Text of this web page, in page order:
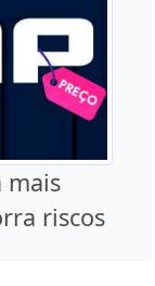
mais
riscos